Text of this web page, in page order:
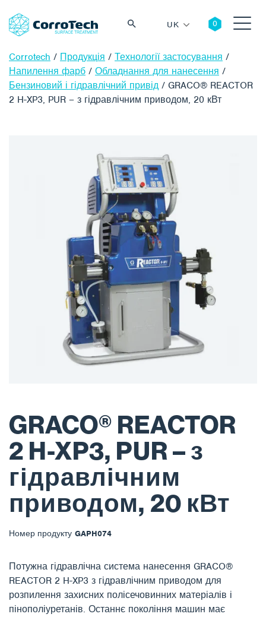
Пошук
UK
Corrotech / Продукція / Технології застосування /
Напилення фарб / Обладнання для нанесення /
Бензиновий і гідравлічний привід / GRACO® REACTOR
2 H-XP3, PUR – з гідравлічним приводом, 20 кВт
GRACO® REACTOR
2 H-XP3, PUR – з
гідравлічним
приводом, 20 кВт
Номер продукту GAPH074
Потужна гідравлічна система нанесення GRACO®
REACTOR 2 H-XP3 з гідравлічним приводом для
розпилення захисних полісечовинних матеріалів і
пінополіуретанів. Останнє покоління машин має